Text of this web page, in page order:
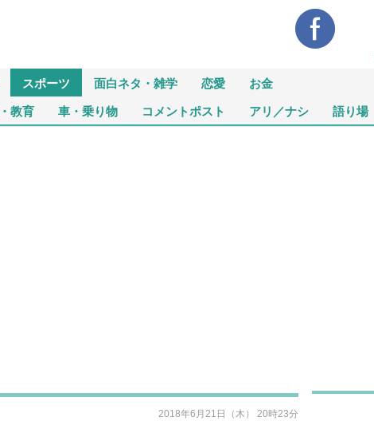
スポーツ 面白ネタ・雑学 恋愛 お金
教育 車・乗り物 コメントポスト アリ／ナシ 語り場
2018年6月21日（木） 20時23分